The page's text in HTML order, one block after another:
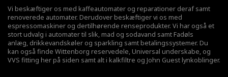
Vi beskæftiger os med kaffeautomater og reparationer deraf samt
renoverede automater. Derudover beskæftiger vi os med
espressomaskiner og dertilhørende renseprodukter. Vi har også et
stort udvalg i automater til slik, mad og sodavand samt Fadøls
anlæg, drikkevandskøler og sparkling samt betalingssystemer. Du
kan også finde Wittenborg reservedele, Universal underskabe, og
VVS fitting her på siden samt alt i kalkfiltre og John Guest lynkoblinger.